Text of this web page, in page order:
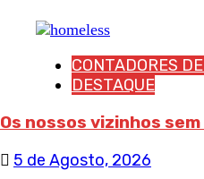
CONTADORES
DESTAQUE
Os nossos vizinhos
5 de Agosto, 2026